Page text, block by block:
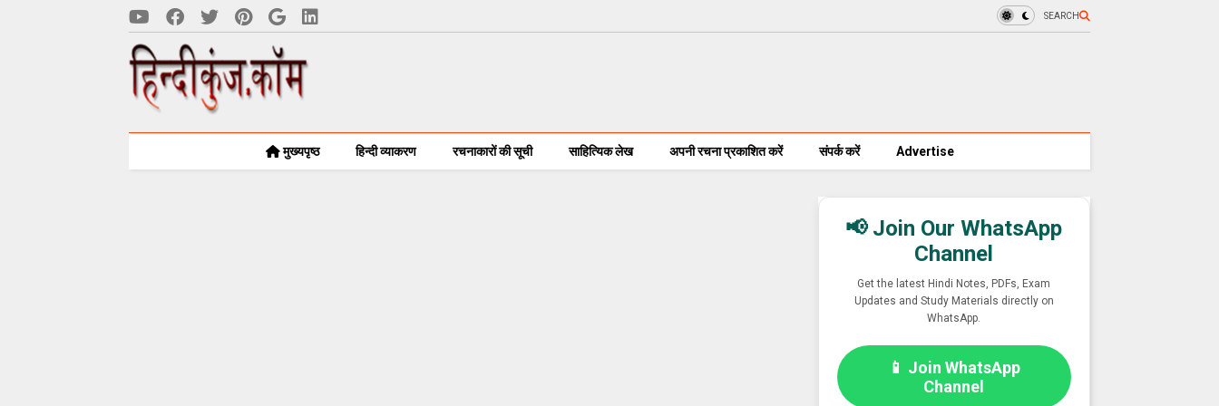
SEARCH
मुख्यपृष्ठ हिन्दी व्याकरण रचनाकारों की सूची साहित्यिक लेख अपनी रचना प्रकाशित करें संपर्क करें Advertise
📢 Join Our WhatsApp
Channel
Get the latest Hindi Notes, PDFs, Exam
Updates and Study Materials directly on
WhatsApp.
📱 Join WhatsApp
Channel